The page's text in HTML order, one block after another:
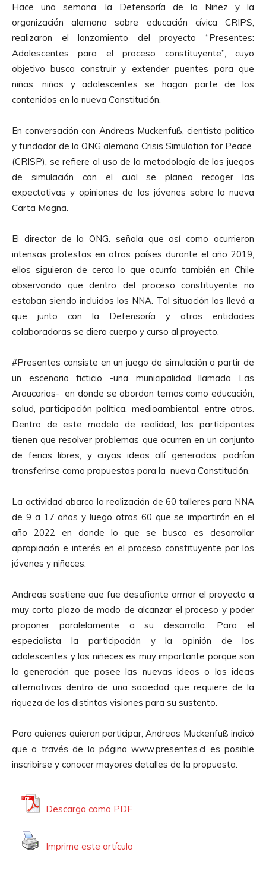
p
r
o
d
u
c
t
r
d
e
A
u
d
o
Hace una semana, la Defensoría de la Niñez y la
organización alemana sobre educación cívica CRIPS,
realizaron el lanzamiento del proyecto “Presentes:
Adolescentes para el proceso constituyente”, cuyo
objetivo busca construir y extender puentes para que
niñas, niños y adolescentes se hagan parte de los
contenidos en la nueva Constitución.
En conversación con Andreas Muckenfuß, cientista político
y fundador de la ONG alemana Crisis Simulation for Peace
(CRISP), se refiere al uso de la metodología de los juegos
de simulación con el cual se planea recoger las
expectativas y opiniones de los jóvenes sobre la nueva
Carta Magna.
El director de la ONG. señala que así como ocurrieron
intensas protestas en otros países durante el año 2019,
ellos siguieron de cerca lo que ocurría también en Chile
observando que dentro del proceso constituyente no
estaban siendo incluidos los NNA. Tal situación los llevó a
que junto con la Defensoría y otras entidades
colaboradoras se diera cuerpo y curso al proyecto.
#Presentes consiste en un juego de simulación a partir de
un escenario ficticio -una municipalidad llamada Las
Araucarias- en donde se abordan temas como educación,
salud, participación política, medioambiental, entre otros.
Dentro de este modelo de realidad, los participantes
tienen que resolver problemas que ocurren en un conjunto
de ferias libres, y cuyas ideas allí generadas, podrían
transferirse como propuestas para la nueva Constitución.
La actividad abarca la realización de 60 talleres para NNA
de 9 a 17 años y luego otros 60 que se impartirán en el
año 2022 en donde lo que se busca es desarrollar
apropiación e interés en el proceso constituyente por los
jóvenes y niñeces.
Andreas sostiene que fue desafiante armar el proyecto a
muy corto plazo de modo de alcanzar el proceso y poder
proponer paralelamente a su desarrollo. Para el
especialista la participación y la opinión de los
adolescentes y las niñeces es muy importante porque son
la generación que posee las nuevas ideas o las ideas
alternativas dentro de una sociedad que requiere de la
riqueza de las distintas visiones para su sustento.
Para quienes quieran participar, Andreas Muckenfuß indicó
que a través de la página www.presentes.cl es posible
inscribirse y conocer mayores detalles de la propuesta.
Descarga como PDF
Imprime este artículo